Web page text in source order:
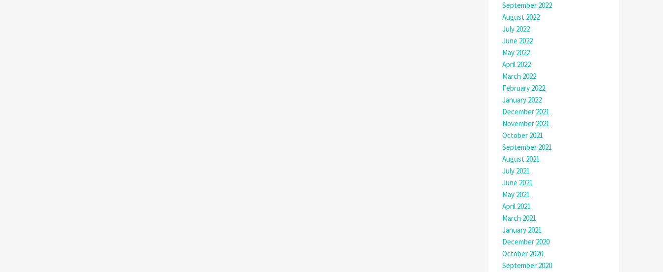
September 2022
August 2022
July 2022
June 2022
May 2022
April 2022
March 2022
February 2022
January 2022
December 2021
November 2021
October 2021
September 2021
August 2021
July 2021
June 2021
May 2021
April 2021
March 2021
January 2021
December 2020
October 2020
September 2020